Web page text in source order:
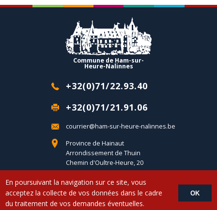
Commune de Ham-sur-
Heure-Nalinnes
+32(0)71/22.93.40
+32(0)71/21.91.06
courrier@ham-sur-heure-nalinnes.be
Province de Hainaut
Arrondissement de Thuin
Chemin d'Oultre-Heure, 20
B-6120 Ham-sur-Heure
Copyright © 2017 Commune d'Ham-sur-Heure-Nalinnes - Developed by
LemonCom
En poursuivant la navigation sur ce site, vous
acceptez la collecte de vos données dans le cadre
du traitement de vos demandes éventuelles.
OK